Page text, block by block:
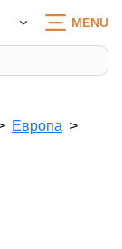
MENU
Европа